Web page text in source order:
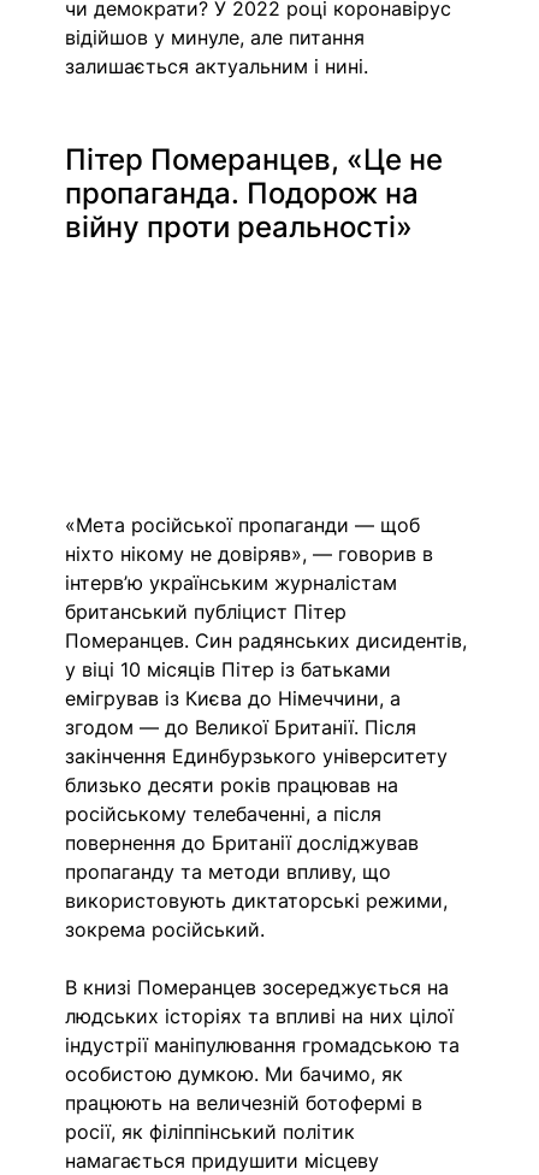
чи демократи? У 2022 році коронавірус
відійшов у минуле, але питання
залишається актуальним і нині.
Пітер Померанцев, «Це не
пропаганда. Подорож на
війну проти реальності»
«Мета російської пропаганди — щоб
ніхто нікому не довіряв», — говорив в
інтерв’ю українським журналістам
британський публіцист Пітер
Померанцев. Син радянських дисидентів,
у віці 10 місяців Пітер із батьками
емігрував із Києва до Німеччини, а
згодом — до Великої Британії. Після
закінчення Единбурзького університету
близько десяти років працював на
російському телебаченні, а після
повернення до Британії досліджував
пропаганду та методи впливу, що
використовують диктаторські режими,
зокрема російський.
В книзі Померанцев зосереджується на
людських історіях та впливі на них цілої
індустрії маніпулювання громадською та
особистою думкою. Ми бачимо, як
працюють на величезній ботофермі в
росії, як філіппінський політик
намагається придушити місцеву